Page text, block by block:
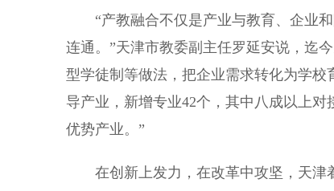
“产教融合不仅是产业与教育、企业和
连通。”天津市教委副主任罗延安说，迄
型学徒制等做法，把企业需求转化为学校
导产业，新增专业42个，其中八成以上
优势产业。”
在创新上发力，在改革中攻坚，天津